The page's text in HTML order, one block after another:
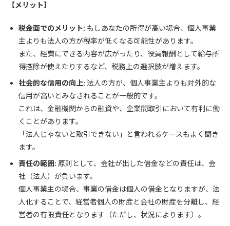
【メリット】
税金面でのメリット: もしあなたの所得が高い場合、個人事業
主よりも法人の方が税率が低くなる可能性があります。
また、経費にできる内容が広がったり、役員報酬として給与所
得控除が使えたりするなど、税務上の選択肢が増えます。
社会的な信用の向上: 法人の方が、個人事業主よりも対外的な
信用が高いとみなされることが一般的です。
これは、金融機関からの融資や、企業間取引において有利に働
くことがあります。
「法人じゃないと取引できない」と言われるケースもよく聞き
ます。
責任の範囲: 原則として、会社が出した借金などの責任は、会
社（法人）が負います。
個人事業主の場合、事業の借金は個人の借金となりますが、法
人化することで、経営者個人の財産と会社の財産を分離し、経
営者の有限責任となります（ただし、状況によります）。